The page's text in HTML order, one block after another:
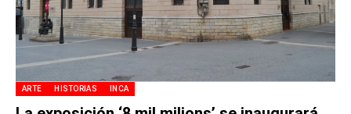
ARTE HISTORIAS INCA